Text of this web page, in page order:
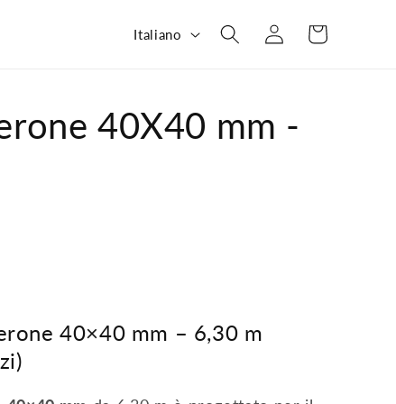
g
u
Italiano Accedi Carrello
40X40 mm -
40×40 mm – 6,30 m